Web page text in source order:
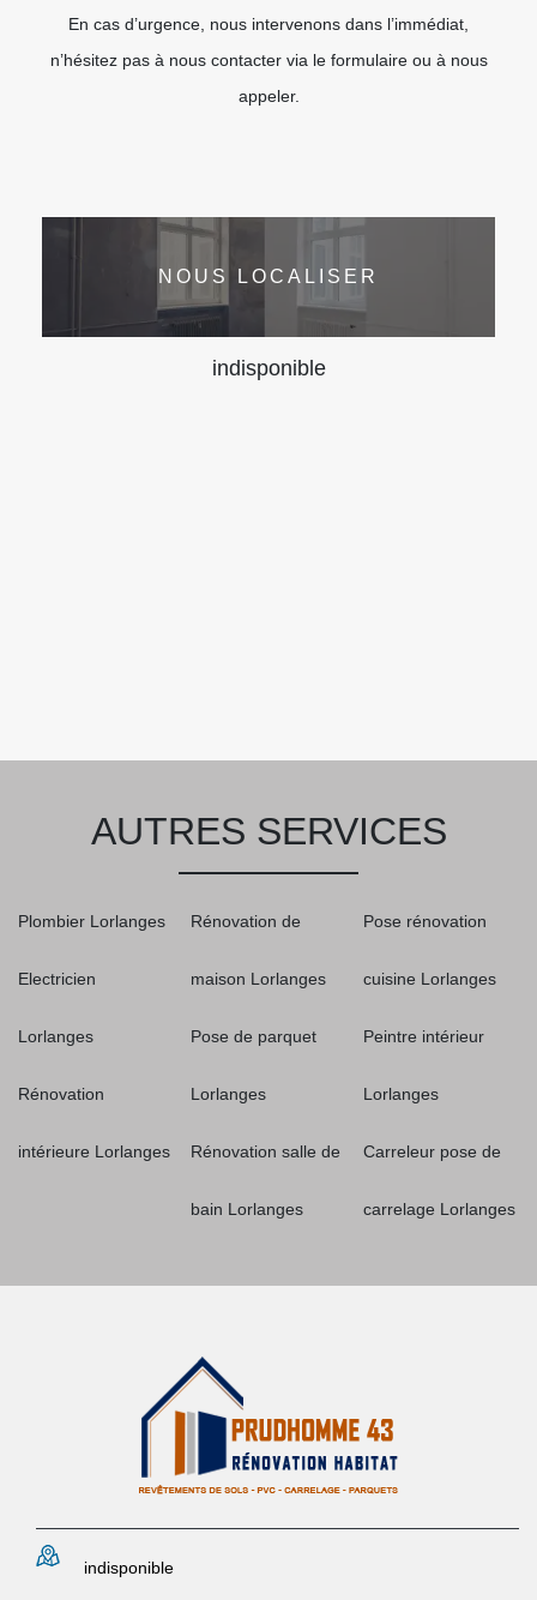
En cas d’urgence, nous intervenons dans l’immédiat,
n’hésitez pas à nous contacter via le formulaire ou à nous
appeler.
NOUS LOCALISER
indisponible
AUTRES SERVICES
Plombier Lorlanges
Electricien
Lorlanges
Rénovation
intérieure Lorlanges
Rénovation de
maison Lorlanges
Pose de parquet
Lorlanges
Rénovation salle de
bain Lorlanges
Pose rénovation
cuisine Lorlanges
Peintre intérieur
Lorlanges
Carreleur pose de
carrelage Lorlanges
indisponible